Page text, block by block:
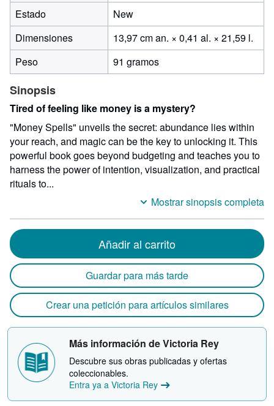
Estado
New
Dimensiones
13,97 cm an. × 0,41 al. × 21,59 l.
alto
por
de
Peso 91 gramos
Sinopsis
Tired of feeling like money is a mystery?
"Money Spells" unveils the secret: abundance lies within
your reach, and magic can be the key to unlocking it. This
powerful book goes beyond budgeting and teaches you to
harness the power of intention, visualization, and practical
rituals to...
Mostrar sinopsis completa
Añadir al carrito
Guardar para más tarde
Crear una petición para artículos similares
Más información de Victoria Rey
Descubre sus obras publicadas y ofertas
coleccionables.
Entra ya a Victoria Rey